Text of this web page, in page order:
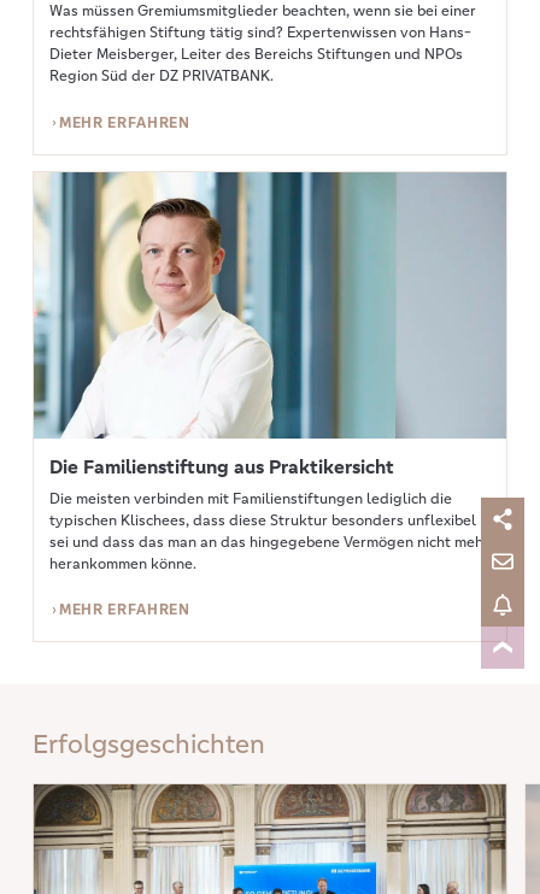
Was müssen Gremiumsmitglieder beachten, wenn sie bei einer
rechtsfähigen Stiftung tätig sind? Expertenwissen von Hans-
Dieter Meisberger, Leiter des Bereichs Stiftungen und NPOs
Region Süd der DZ PRIVATBANK.
MEHR ERFAHREN
Mehr erfahren: Die Familienstiftung aus Praktikersicht
Die Familienstiftung aus Praktikersicht
Die meisten verbinden mit Familienstiftungen lediglich die
typischen Klischees, dass diese Struktur besonders unflexibel
sei und dass das man an das hingegebene Vermögen nicht mehr
herankommen könne.
MEHR ERFAHREN
Erfolgsgeschichten
Mehr erfahren: Genossenschaftlicher Stiftungsapéro 2025